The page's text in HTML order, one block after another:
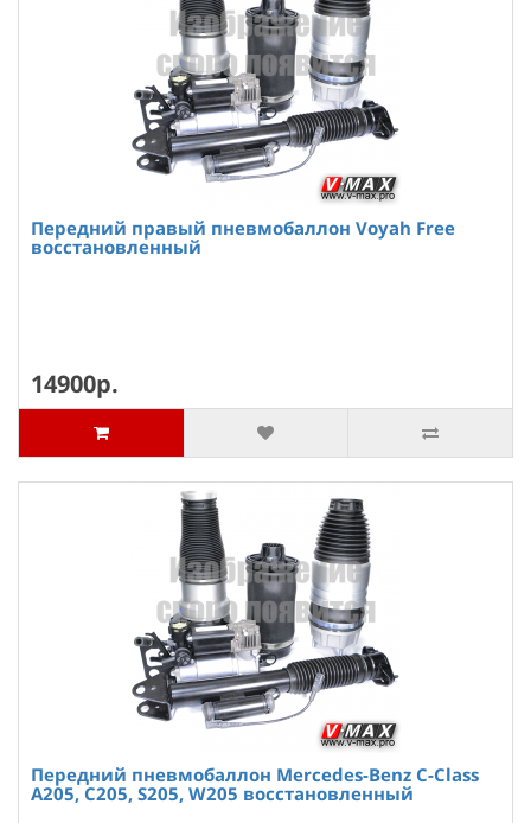
Передний правый пневмобаллон Voyah Free
восстановленный
14900р.
Передний пневмобаллон Mercedes-Benz C-Class
A205, C205, S205, W205 восстановленный